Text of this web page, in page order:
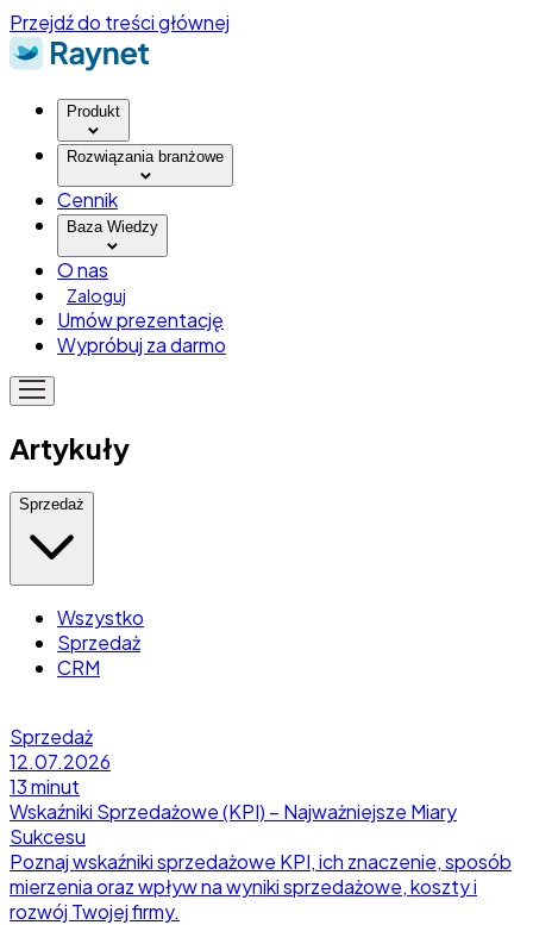
Przejdź do treści głównej
Produkt
Rozwiązania branżowe
Cennik
Baza Wiedzy
O nas
Zaloguj
Umów prezentację
Wypróbuj za darmo
Artykuły
Sprzedaż
Wszystko
Sprzedaż
CRM
Sprzedaż
12.07.2026
13 minut
Wskaźniki Sprzedażowe (KPI) – Najważniejsze Miary
Sukcesu
Poznaj wskaźniki sprzedażowe KPI, ich znaczenie, sposób
mierzenia oraz wpływ na wyniki sprzedażowe, koszty i
rozwój Twojej firmy.